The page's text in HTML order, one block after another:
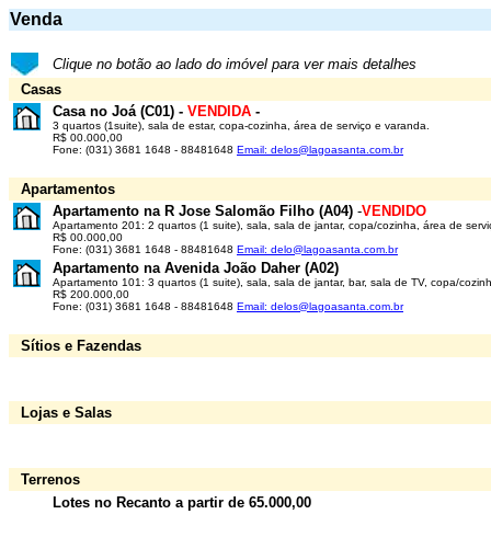
Venda
Clique no botão ao lado do imóvel para ver mais detalhes
Casas
Casa no Joá (C01) - VENDIDA -
3 quartos (1suite), sala de estar, copa-cozinha, área de serviço e varanda.
R$ 00.000,00
Fone: (031) 3681 1648 - 88481648 Email: delos@lagoasanta.com.br
Apartamentos
Apartamento na R Jose Salomão Filho (A04) -VENDIDO
Apartamento 201: 2 quartos (1 suite), sala, sala de jantar, copa/cozinha, área de
R$ 00.000,00
Fone: (031) 3681 1648 - 88481648 Email: delo@lagoasanta.com.br
Apartamento na Avenida João Daher (A02)
Apartamento 101: 3 quartos (1 suite), sala, sala de jantar, bar, sala de TV, copa/
R$ 200.000,00
Fone: (031) 3681 1648 - 88481648 Email: delos@lagoasanta.com.br
Sítios e Fazendas
Lojas e Salas
Terrenos
Lotes no Recanto a partir de 65.000,00